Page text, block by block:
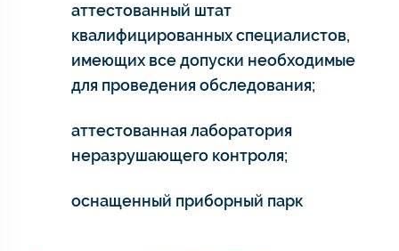
аттестованный штат
квалифицированных специалистов,
имеющих все допуски необходимые
для проведения обследования;
аттестованная лаборатория
неразрушающего контроля;
оснащенный приборный парк